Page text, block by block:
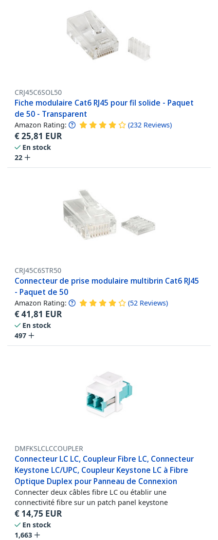
CRJ45C6SOL50
Fiche modulaire Cat6 RJ45 pour fil solide - Paquet
de 50 - Transparent
Amazon Rating: (232 Reviews)
€25,81 EUR
En stock
22
CRJ45C6STR50
Connecteur de prise modulaire multibrin Cat6 RJ45
- Paquet de 50
Amazon Rating: (52 Reviews)
€41,81 EUR
En stock
497
DMFKSLCLCCOUPLER
Connecteur LC LC, Coupleur Fibre LC, Connecteur
Keystone LC/UPC, Coupleur Keystone LC à Fibre
Optique Duplex pour Panneau de Connexion
Connecter deux câbles fibre LC ou établir une
connectivité fibre sur un patch panel keystone
€ 14,75 EUR
En stock
1,663